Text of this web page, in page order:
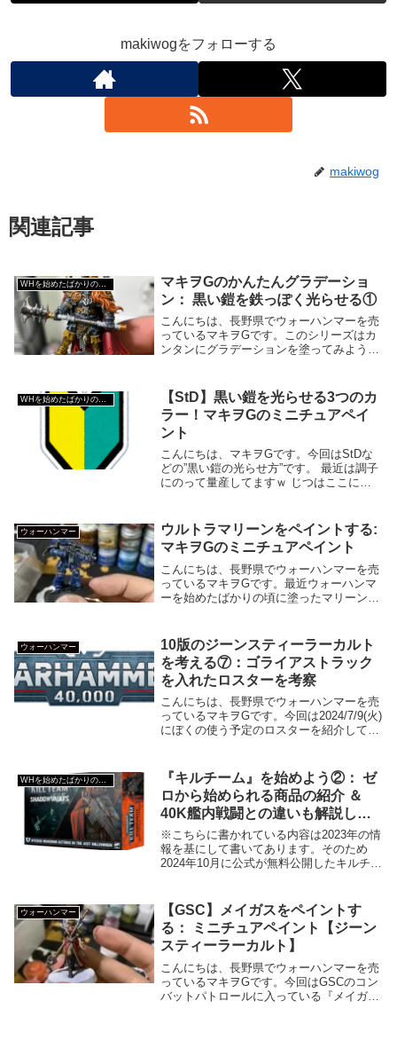
makiwogをフォローする
makiwog
関連記事
WHを始めたばかりの人へ
マキヲGのかんたんグラデーショ
ン： 黒い鎧を鉄っぽく光らせる①
こんにちは、長野県でウォーハンマーを売
っているマキヲGです。このシリーズはカ
ンタンにグラデーションを塗ってみようと
Legion(Abaddon Black)』『Dar...
WHを始めたばかりの人へ
【StD】黒い鎧を光らせる3つのカ
ラー！マキヲGのミニチュアペイ
ント
こんにちは、マキヲGです。今回はStDな
どの”黒い鎧の光らせ方”です。 最近は調子
にのって量産してますｗ じつはここに使
BLACKの 3つだけです。 ど...
ウォーハンマー
ウルトラマリーンをペイントする:
マキヲGのミニチュアペイント
こんにちは、長野県でウォーハンマーを売
っているマキヲGです。最近ウォーハンマ
ーを始めたばかりの頃に塗ったマリーン
ッコいいですよね～。なので今回の記事
は・使った色の紹...
ウォーハンマー
10版のジーンスティーラーカルト
を考える⑦：ゴライアストラック
を入れたロスターを考察
こんにちは、長野県でウォーハンマーを売
っているマキヲGです。今回は2024/7/9(火)
にぼくの使う予定のロスターを紹介してい
ルミスをしないための確認記事に...
WHを始めたばかりの人へ
『キルチーム』を始めよう②： ゼ
ロから始められる商品の紹介 ＆
40K艦内戦闘との違いも解説しま
す！
※こちらに書かれている内容は2023年の情
報を基にして書いてあります。そのため
2024年10月に公式が無料公開したキルチー
ハンマーを売っているマキヲGです。最近
ウォ...
ウォーハンマー
【GSC】メイガスをペイントす
る： ミニチュアペイント【ジーン
スティーラーカルト】
こんにちは、長野県でウォーハンマーを売
っているマキヲGです。今回はGSCのコン
バットパトロールに入っている『メイガス